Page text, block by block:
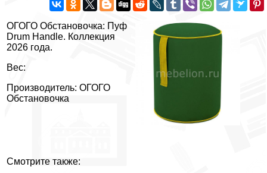
ОГОГО Обстановочка: Пуф
Drum Handle. Коллекция
2026 года.
Вес:
Производитель: ОГОГО
Обстановочка
Смотрите также: